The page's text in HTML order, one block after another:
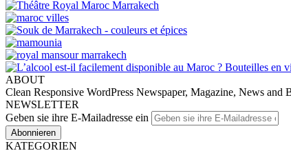
ABOUT
Clean Responsive WordPress Newspaper, Magazine, News
NEWSLETTER
Geben sie ihre E-Mailadresse ein
KATEGORIEN